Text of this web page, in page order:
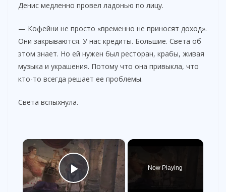
Денис медленно провел ладонью по лицу.
— Кофейни не просто «временно не приносят доход».
Они закрываются. У нас кредиты. Большие. Света об
этом знает. Но ей нужен был ресторан, крабы, живая
музыка и украшения. Потому что она привыкла, что
кто-то всегда решает ее проблемы.
Света вспыхнула.
×
Play Video
Now Playing